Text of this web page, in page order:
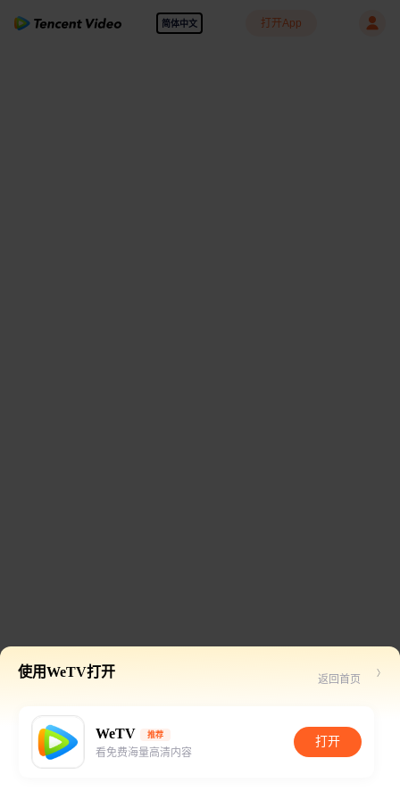
简体中文 打开App
使用WeTV打开 返回首页
WeTV 推荐
看免费海量高清内容
打开